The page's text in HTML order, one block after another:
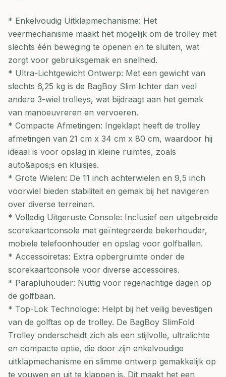
* Enkelvoudig Uitklapmechanisme: Het
veermechanisme maakt het mogelijk om de trolley met
slechts één beweging te openen en te sluiten, wat
zorgt voor gebruiksgemak en snelheid.
* Ultra-Lichtgewicht Ontwerp: Met een gewicht van
slechts 6,25 kg is de BagBoy Slim lichter dan veel
andere 3-wiel trolleys, wat bijdraagt aan het gemak
van manoeuvreren en vervoeren.
* Compacte Afmetingen: Ingeklapt heeft de trolley
afmetingen van 21 cm x 34 cm x 80 cm, waardoor hij
ideaal is voor opslag in kleine ruimtes, zoals
auto&apos;s en kluisjes.
* Grote Wielen: De 11 inch achterwielen en 9,5 inch
voorwiel bieden stabiliteit en gemak bij het navigeren
over diverse terreinen.
* Volledig Uitgeruste Console: Inclusief een uitgebreide
scorekaartconsole met geïntegreerde bekerhouder,
mobiele telefoonhouder en opslag voor golfballen.
* Accessoiretas: Extra opbergruimte onder de
scorekaartconsole voor diverse accessoires.
* Parapluhouder: Nuttig voor regenachtige dagen op
de golfbaan.
* Top-Lok Technologie: Helpt bij het veilig bevestigen
van de golftas op de trolley. De BagBoy SlimFold
Trolley onderscheidt zich als een stijlvolle, ultralichte
en compacte optie, die door zijn enkelvoudige
uitklapmechanisme en slimme ontwerp gemakkelijk op
te vouwen en uit te klappen is. Dit maakt het een